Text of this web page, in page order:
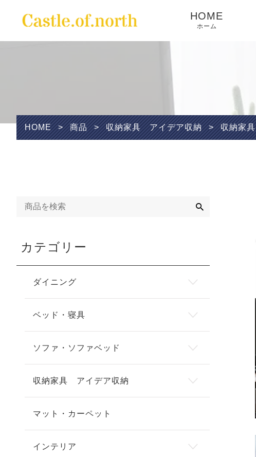
HOME
ホーム
HOME > 商品 > 収納家具 アイデア収納 > 収納家具
カテゴリー
ダイニング
ベッド・寝具
ソファ・ソファベッド
収納家具 アイデア収納
マット・カーペット
インテリア